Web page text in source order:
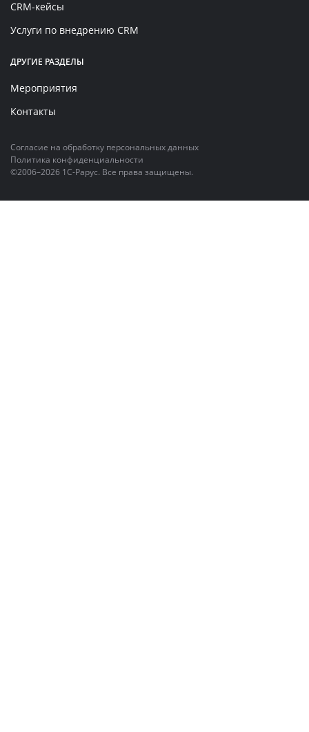
CRM-кейсы
Услуги по внедрению CRM
ДРУГИЕ РАЗДЕЛЫ
Мероприятия
Контакты
©2006–2026 1С-Рарус. Все права защищены.
Политика конфиденциальности
Согласие на обработку персональных данных